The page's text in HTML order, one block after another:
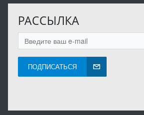
РАССЫЛКА
ПОДПИСАТЬСЯ